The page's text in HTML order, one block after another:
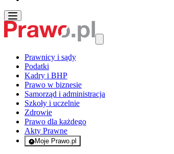
Prawnicy i sądy
Podatki
Kadry i BHP
Prawo w biznesie
Samorząd i administracja
Szkoły i uczelnie
Zdrowie
Prawo dla każdego
Akty Prawne
Moje Prawo.pl
- rejestracja i logowanie do serwisu